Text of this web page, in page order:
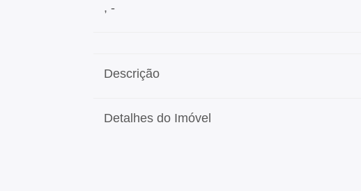
, -
Descrição
Detalhes do Imóvel